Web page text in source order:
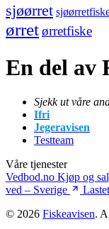
sjøørret
ørretørretfiske
En del av
Sjekk ut våre
Ifri
Jegeravisen
Testteam
Våre tjenester
Vedbod.no Kjøp og
ved – Sverige
© 2026 Fiskeavisen.